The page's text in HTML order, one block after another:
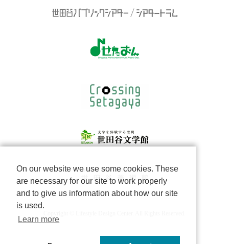
On our website we use some cookies. These
are necessary for our site to work properly
and to give us information about how our site
is used.
Learn more